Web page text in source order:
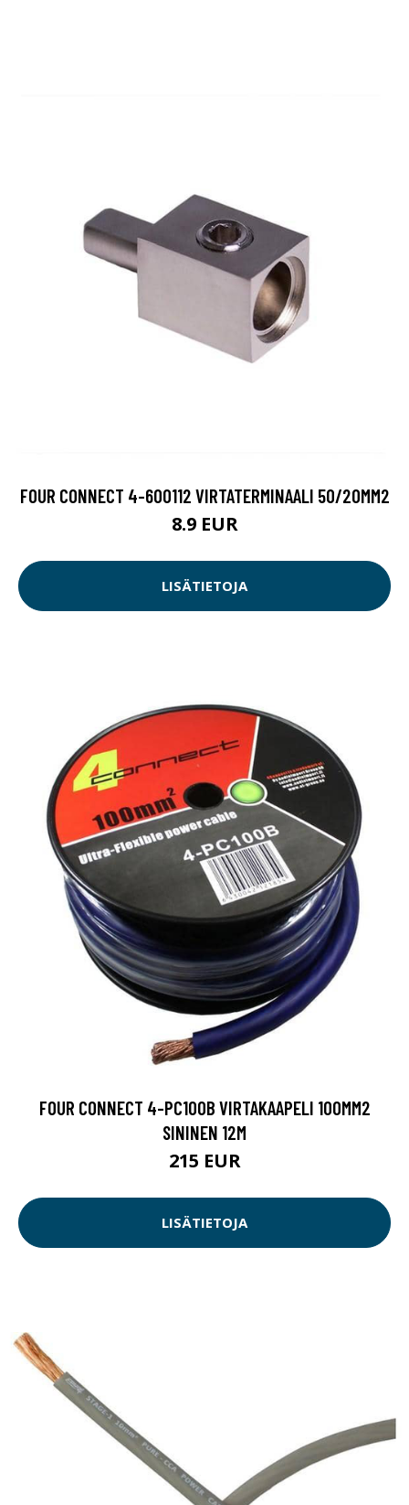
FOUR CONNECT 4-600112 VIRTATERMINAALI 50/20MM2
8.9 EUR
LISÄTIETOJA
FOUR CONNECT 4-PC100B VIRTAKAAPELI 100MM2
SININEN 12M
215 EUR
LISÄTIETOJA